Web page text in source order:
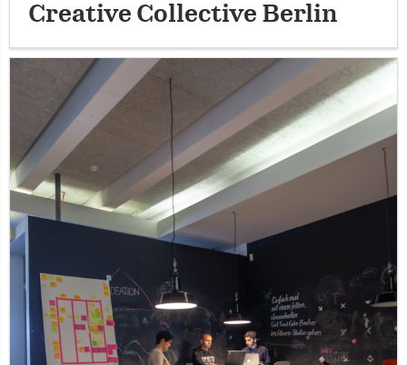
Creative Collective Berlin